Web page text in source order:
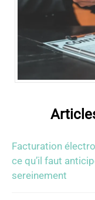
Facturation
ce qu’il faut
sereinement